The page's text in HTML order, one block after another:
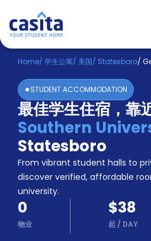
Home ZH USD
登
入
Booking
Accommodation
About
us
Blog
Refer
And
Earn
Become
Partner
Home/ 学生公寓/ 美国/ Statesboro/
STUDENT ACCOMMODATION
最佳学生住宿，靠
Southern
Statesboro
From vibrant student halls to
discover verified, affordable
university.
0
物业
$38
起 / DAY